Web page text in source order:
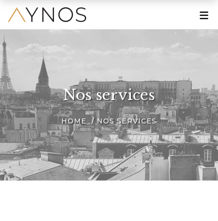
Le Mot de la Fondatrice
Une Grande Histoire
Une Marque EngagéeNos services
HOME NOS SERVICES